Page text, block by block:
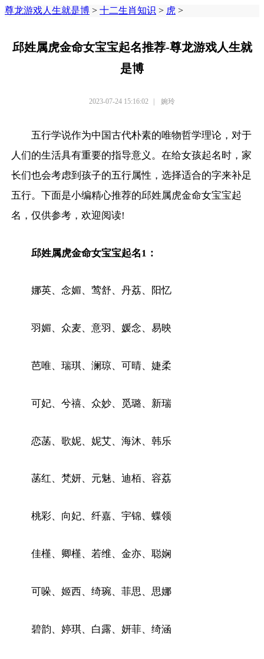
尊龙游戏人生就是博 > 十二生肖知识 > 虎 >
邱姓属虎金命女宝宝起名推荐-尊龙游戏人生就
是博
2023-07-24 15:16:02 | 婉玲
五行学说作为中国古代朴素的唯物哲学理论，对于
人们的生活具有重要的指导意义。在给女孩起名时，家
长们也会考虑到孩子的五行属性，选择适合的字来补足
五行。下面是小编精心推荐的邱姓属虎金命女宝宝起
名，仅供参考，欢迎阅读!
邱姓属虎金命女宝宝起名1：
娜英、念媚、莺舒、丹荔、阳忆
羽媚、众麦、意羽、媛念、易映
芭唯、瑞琪、澜琼、可晴、婕柔
可妃、兮禧、众妙、觅璐、新瑞
恋菡、歌妮、妮艾、海沐、韩乐
菡红、梵妍、元魅、迪栢、容荔
桃彩、向妃、纤嘉、宇锦、蝶领
佳槿、卿槿、若维、金亦、聪娴
可哚、姬西、绮琬、菲思、思娜
碧韵、婷琪、白露、妍菲、绮涵